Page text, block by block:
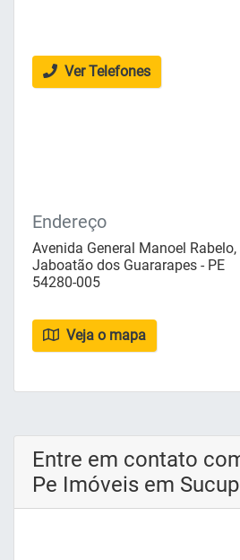
Ver Telefones
Endereço
Avenida General Manoel
Jaboatão dos Guararapes - PE
54280-005
Veja o mapa
Entre em contato
Pe Imóveis em